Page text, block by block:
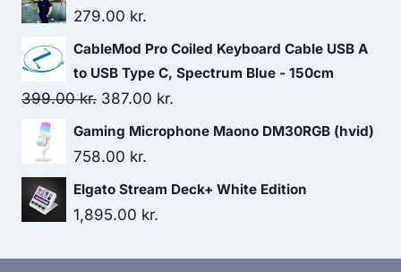
279.00 kr.
CableMod Pro Coiled Keyboard Cable USB A
to USB Type C, Spectrum Blue - 150cm
399.00kr. Original
price
was:
387.00 kr.
price
Gaming Microphone Maono DM30RGB (hvid)
758.00 kr.
Elgato Stream Deck+ White Edition
1,895.00 kr.